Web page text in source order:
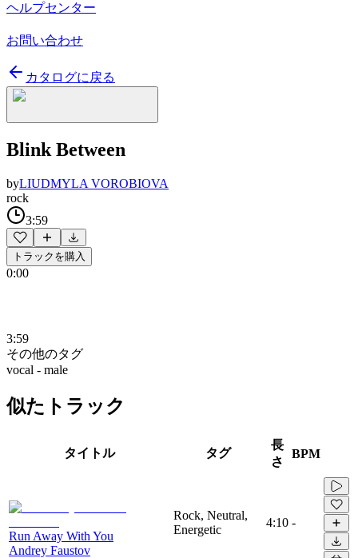
ヘルプセンター
お問い合わせ
カタログに戻る
Blink Between
byLIUDMYLA VOROBIOVA
rock
3:59
トラックを購入
0:00
3:59
その他のタグ
vocal - male
似たトラック
タイトル タグ
長
さ
BPM
Run Away With You
Andrey Faustov
Rock, Neutral,
Energetic
4:10 -